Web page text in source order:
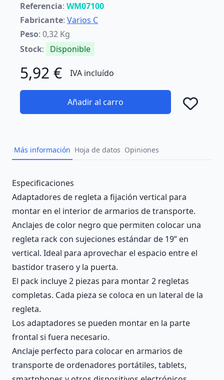
Referencia: WM07100
Fabricante: Varios C
Peso: 0,32 Kg
Stock: Disponible
5,92 € IVA incluído
Añadir al carro
Más información Hoja de datos Opiniones
Description
Especificaciones
Adaptadores de regleta a fijación vertical para
montar en el interior de armarios de transporte.
Anclajes de color negro que permiten colocar una
regleta rack con sujeciones estándar de 19” en
vertical. Ideal para aprovechar el espacio entre el
bastidor trasero y la puerta.
El pack incluye 2 piezas para montar 2 regletas
completas. Cada pieza se coloca en un lateral de la
regleta.
Los adaptadores se pueden montar en la parte
frontal si fuera necesario.
Anclaje perfecto para colocar en armarios de
transporte de ordenadores portátiles, tablets,